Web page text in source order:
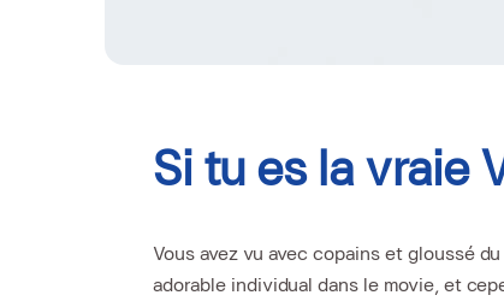
Si tu es la vraie
Vous avez vu avec copains et gloussé
adorable individual dans le movie, et